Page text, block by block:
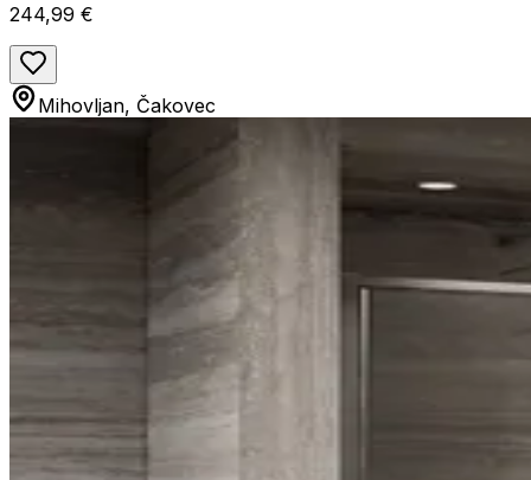
244,99 €
Mihovljan, Čakovec